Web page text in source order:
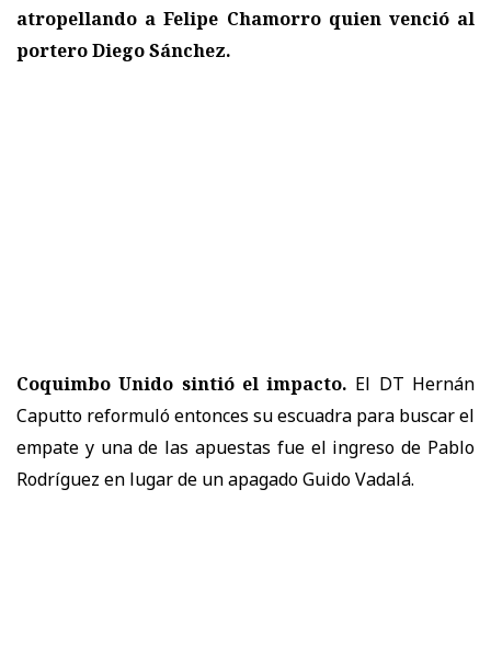
atropellando a Felipe Chamorro quien venció al
portero Diego Sánchez.
Coquimbo Unido sintió el impacto. El DT Hernán
Caputto reformuló entonces su escuadra para buscar el
empate y una de las apuestas fue el ingreso de Pablo
Rodríguez en lugar de un apagado Guido Vadalá.